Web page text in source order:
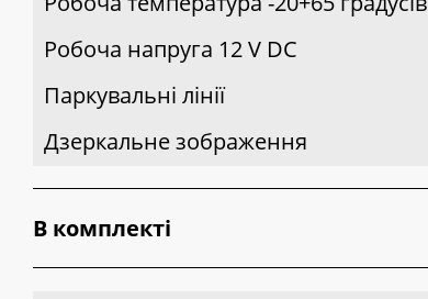
Робоча напруга 12 V DC
Паркувальні лінії
Дзеркальне зображення
В комплекті